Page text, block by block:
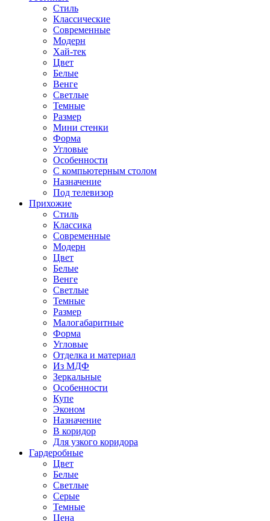
Стиль
Классические
Современные
Модерн
Хай-тек
Цвет
Белые
Венге
Светлые
Темные
Размер
Мини стенки
Форма
Угловые
Особенности
С компьютерным столом
Назначение
Под телевизор
Прихожие
Стиль
Классика
Современные
Модерн
Цвет
Белые
Венге
Светлые
Темные
Размер
Малогабаритные
Форма
Угловые
Отделка и материал
Из МДФ
Зеркальные
Особенности
Купе
Эконом
Назначение
В коридор
Для узкого коридора
Гардеробные
Цвет
Белые
Светлые
Серые
Темные
Цена